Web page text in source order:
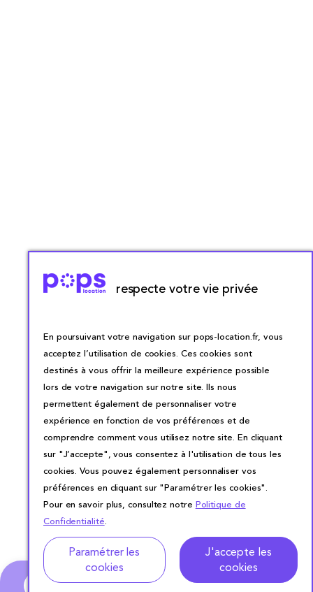
respecte votre vie privée
En poursuivant votre navigation sur pops-location.fr, vous
acceptez l’utilisation de cookies. Ces cookies sont
destinés à vous offrir la meilleure expérience possible
lors de votre navigation sur notre site. Ils nous
permettent également de personnaliser votre
expérience en fonction de vos préférences et de
comprendre comment vous utilisez notre site. En cliquant
sur "J’accepte", vous consentez à l'utilisation de tous les
cookies. Vous pouvez également personnaliser vos
préférences en cliquant sur "Paramétrer les cookies".
Pour en savoir plus, consultez notrePolitique de
Confidentialité.
Paramétrer les
cookies
J'accepte les
cookies